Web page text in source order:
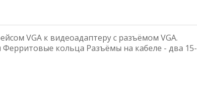
VGA к видеоадаптеру с разъёмом VGA.
кольца Разъёмы на кабеле - два 15-